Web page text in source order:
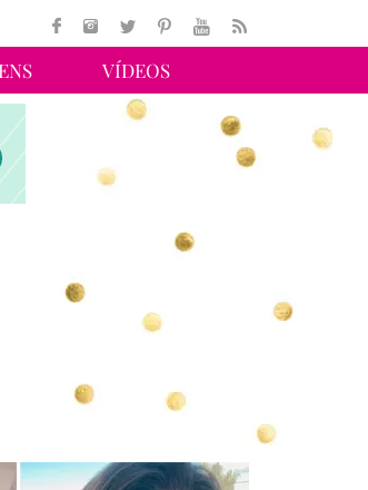
VÍDEOS